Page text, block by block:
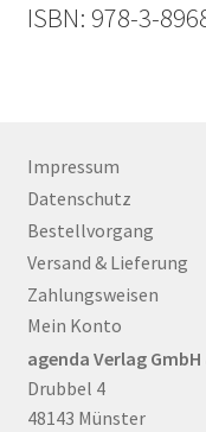
ISBN: 978-3-
Impressum
Datenschutz
Bestellvorgang
Versand & Lieferung
Zahlungsweisen
Mein Konto
agenda Verlag GmbH
Drubbel 4
48143 Münster